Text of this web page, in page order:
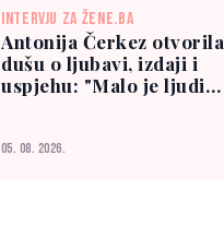
INTERVJU ZA ŽENE.BA
Antonija Čerkez otvorila
dušu o ljubavi, izdaji i
uspjehu: "Malo je ljudi
05. 08. 2026.